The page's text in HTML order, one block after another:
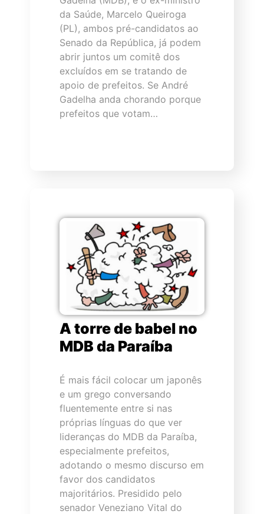
da Saúde, Marcelo Queiroga
(PL), ambos pré-candidatos ao
Senado da República, já podem
abrir juntos um comitê dos
excluídos em se tratando de
apoio de prefeitos. Se André
Gadelha anda chorando porque
prefeitos que votam…
A torre de babel no
MDB da Paraíba
É mais fácil colocar um japonês
e um grego conversando
fluentemente entre si nas
próprias línguas do que ver
lideranças do MDB da Paraíba,
especialmente prefeitos,
adotando o mesmo discurso em
favor dos candidatos
majoritários. Presidido pelo
senador Veneziano Vital do